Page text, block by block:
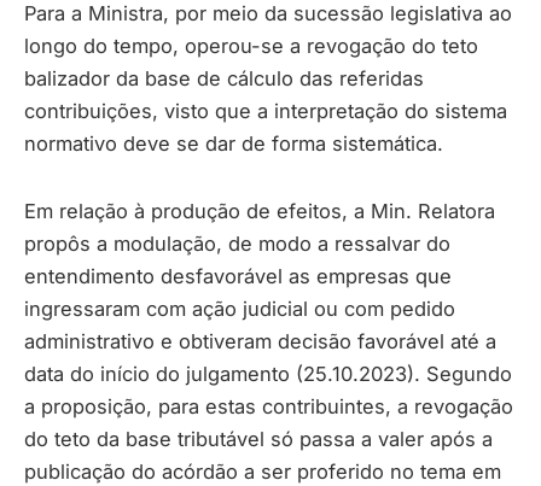
Para a Ministra, por meio da sucessão legislativa ao
longo do tempo, operou-se a revogação do teto
balizador da base de cálculo das referidas
contribuições, visto que a interpretação do sistema
normativo deve se dar de forma sistemática.
Em relação à produção de efeitos, a Min. Relatora
propôs a modulação, de modo a ressalvar do
entendimento desfavorável as empresas que
ingressaram com ação judicial ou com pedido
administrativo e obtiveram decisão favorável até a
data do início do julgamento (25.10.2023). Segundo
a proposição, para estas contribuintes, a revogação
do teto da base tributável só passa a valer após a
publicação do acórdão a ser proferido no tema em